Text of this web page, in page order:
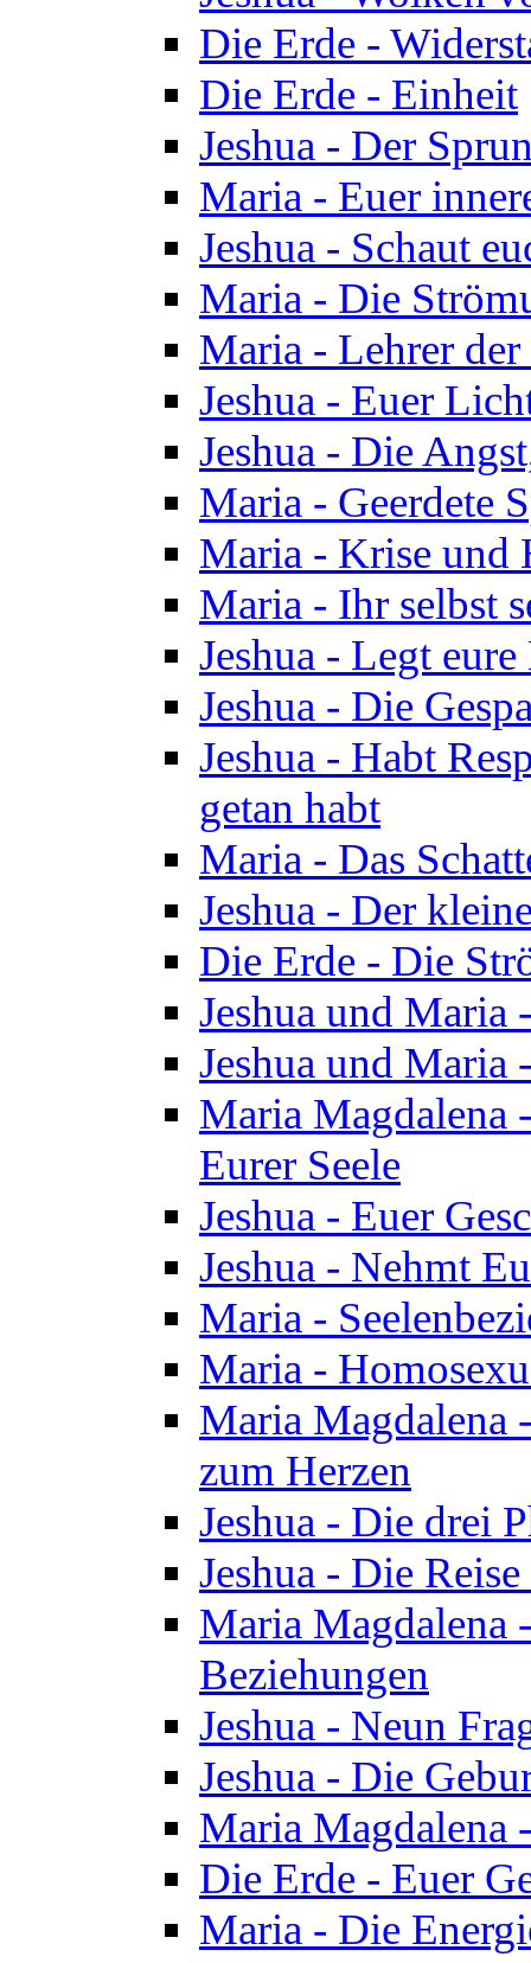
Die Erde -
Die Erde - Einheit
Jeshua - Der
Maria - Euer
Jeshua - Schaut
Maria - Die
Maria - Lehrer
Jeshua - Euer
Jeshua - Die
Maria - Geerdete
Maria - Krise und
Maria - Ihr selbst
Jeshua - Legt
Jeshua - Die
Jeshua - Habt
getan habt
Maria - Das
Jeshua - Der
Die Erde - Die
Jeshua und Maria
Jeshua und Maria
Maria Magdalena
Eurer Seele
Jeshua - Euer
Jeshua - Nehmt
Maria -
Maria -
Maria Magdalena
zum Herzen
Jeshua - Die drei
Jeshua - Die
Maria Magdalena
Beziehungen
Jeshua - Neun
Jeshua - Die
Maria Magdalena
Die Erde - Euer
Maria - Die